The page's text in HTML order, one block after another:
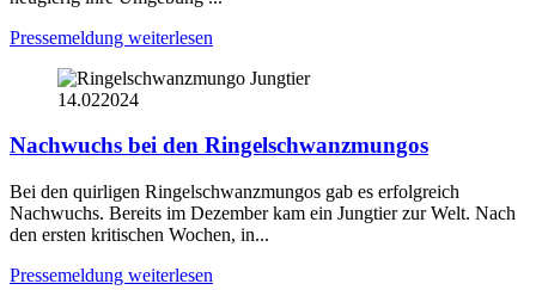
Pressemeldung weiterlesen
14.022024
Nachwuchs bei den Ringelschwanzmungos
Bei den quirligen Ringelschwanzmungos gab es erfolgreich
Nachwuchs. Bereits im Dezember kam ein Jungtier zur Welt. Nach
den ersten kritischen Wochen, in...
Pressemeldung weiterlesen